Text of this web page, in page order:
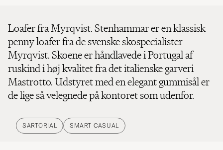
Loafer fra Myrqvist. Stenhammar er en klassisk
penny loafer fra de svenske skospecialister
Myrqvist. Skoene er håndlavede i Portugal af
ruskind i høj kvalitet fra det italienske garveri
Mastrotto. Udstyret med en elegant gummisål er
de lige så velegnede på kontoret som udenfor.
SARTORIAL SMART CASUAL